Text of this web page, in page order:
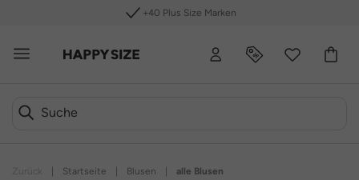
Passformexpertise
Startseite Blusen alle Blusen